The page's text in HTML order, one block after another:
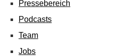
Pressebereich
Podcasts
Team
Jobs